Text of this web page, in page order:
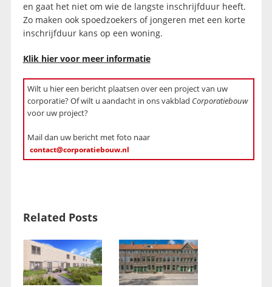
en gaat het niet om wie de langste inschrijfduur heeft.
Zo maken ook spoedzoekers of jongeren met een korte
inschrijfduur kans op een woning.
Klik hier voor meer informatie
Wilt u hier een bericht plaatsen over een project van uw
corporatie? Of wilt u aandacht in ons vakblad Corporatiebouw
voor uw project?
Mail dan uw bericht met foto naar
contact@corporatiebouw.nl
Related Posts